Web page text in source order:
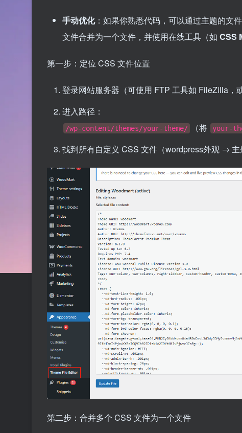
手动优化：如果你熟悉代码，可以通过主题的文
文件合并为一个文件，并使用在线工具（如 CSS
第一步：定位 CSS 文件位置
登录网站服务器（可使用 FTP 工具如 FileZilla，
进入路径：
/wp-content/themes/your-theme/ （将 your-
找到所有自定义 CSS 文件（wordpress外观 → 主
第二步：合并多个 CSS 文件为一个文件